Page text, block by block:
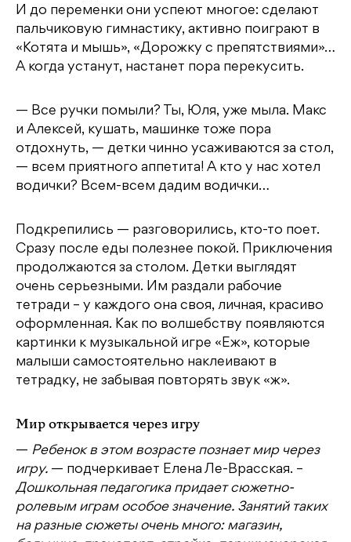
И до переменки они успеют многое: сделают
пальчиковую гимнастику, активно поиграют в
«Котята и мышь», «Дорожку с препятствиями»…
А когда устанут, настанет пора перекусить.
— Все ручки помыли? Ты, Юля, уже мыла. Макс
и Алексей, кушать, машинке тоже пора
отдохнуть, — детки чинно усаживаются за стол,
— всем приятного аппетита! А кто у нас хотел
водички? Всем-всем дадим водички…
Подкрепились — разговорились, кто-то поет.
Сразу после еды полезнее покой. Приключения
продолжаются за столом. Детки выглядят
очень серьезными. Им раздали рабочие
тетради – у каждого она своя, личная, красиво
оформленная. Как по волшебству появляются
картинки к музыкальной игре «Еж», которые
малыши самостоятельно наклеивают в
тетрадку, не забывая повторять звук «ж».
Мир открывается через игру
— Ребенок в этом возрасте познает мир через
игру. — подчеркивает Елена Ле-Врасская. –
Дошкольная педагогика придает сюжетно-
ролевым играм особое значение. Занятий таких
на разные сюжеты очень много: магазин,